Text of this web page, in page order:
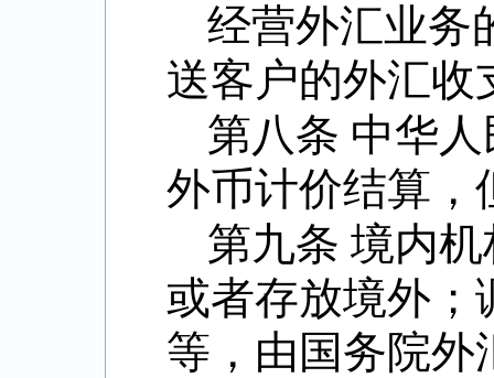
经营外汇业务
送客户的外汇收
第八条 中华
外币计价结算，
第九条 境内
或者存放境外；
等，由国务院外